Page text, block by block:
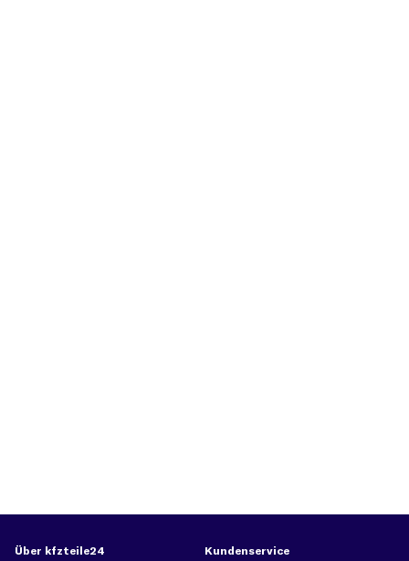
Über kfzteile24 Kundenservice